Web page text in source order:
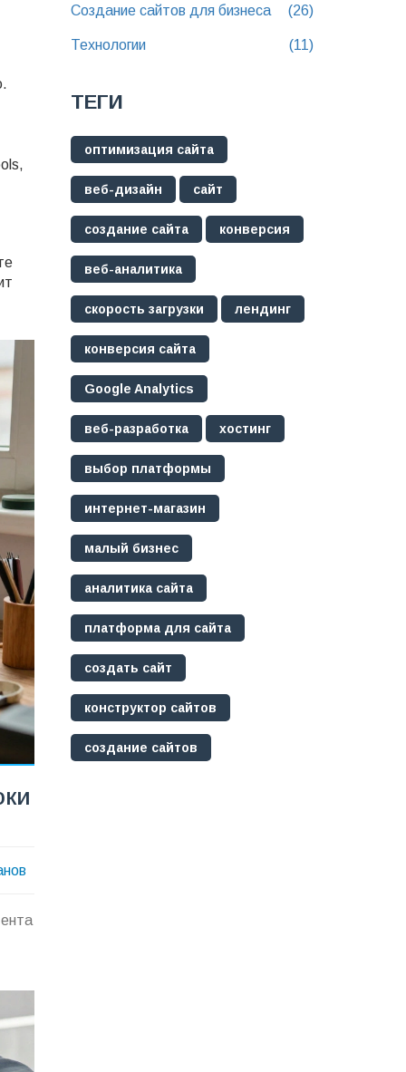
Создание сайтов для бизнеса (26)
Технологии (11)
ТЕГИ
оптимизация сайта
веб-дизайн сайт
создание сайта конверсия
веб-аналитика
скорость загрузки лендинг
конверсия сайта
Google Analytics
веб-разработка хостинг
выбор платформы
интернет-магазин
малый бизнес
аналитика сайта
платформа для сайта
создать сайт
конструктор сайтов
создание сайтов